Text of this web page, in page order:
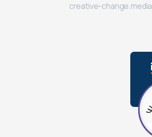
creative-change.media